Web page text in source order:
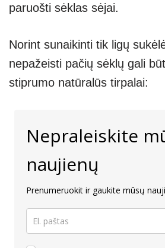
paruošti sėklas sėjai.
Norint sunaikinti tik ligų
nepažeisti pačių sėklų gali
stiprumo natūralūs tirpalai:
Nepraleiskite
naujienų
Prenumeruokit ir gaukite mūsų